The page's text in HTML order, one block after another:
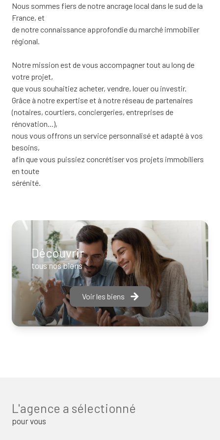
Découvrir
tous nos biens
Voir les biens
Nous sommes fiers de notre ancrage local dans le sud de la
France, et
de notre connaissance approfondie du marché immobilier
régional.
Notre mission est de vous accompagner tout au long de
votre projet,
que vous souhaitiez acheter, vendre, louer ou investir.
Grâce à notre expertise et à notre réseau de partenaires
(notaires, courtiers, conciergeries, entreprises de
rénovation...),
nous vous offrons un service personnalisé et adapté à vos
besoins,
afin que vous puissiez concrétiser vos projets immobiliers
en toute
sérénité.
L'agence a sélectionné
pour vous